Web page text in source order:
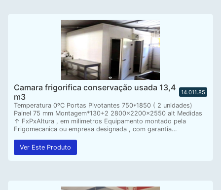
Camara frigorifica conservação usada 13,4
m3
14.011.85
Temperatura 0ºC Portas Pivotantes 750*1850 ( 2 unidades)
Painel 75 mm Montagem*130+2 2800x2200x2550 alt Medidas
↑ FxPxAltura , em milimetros Equipamento montado pela
Frigomecanica ou empresa designada , com garantia…
Ver Este Produto